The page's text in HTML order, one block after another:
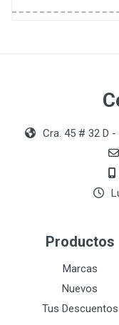
Cra. 45 # 32 D
Productos
Marcas
Nuevos
Tus Descuentos